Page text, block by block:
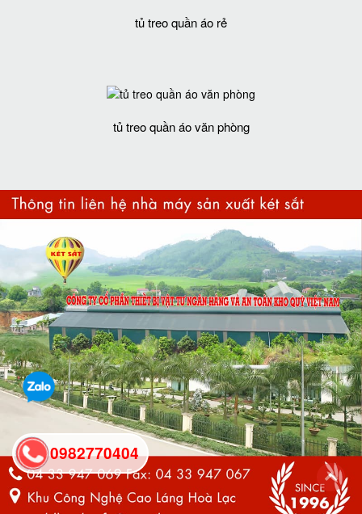
tủ treo quần áo rẻ
tủ treo quần áo văn phòng
0982770404
back